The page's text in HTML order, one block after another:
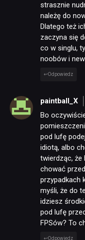
strasznie
należę do
Dlatego też
zaczyna się
co w singlu,
noobów i
Odpowiedz
paintball_X
Bo
pod lufę
idiotą, albo
twierdząc, że
chować
przypadkach
myśli, że do
idziesz
pod lufę
FPSów? To
Odpowiedz